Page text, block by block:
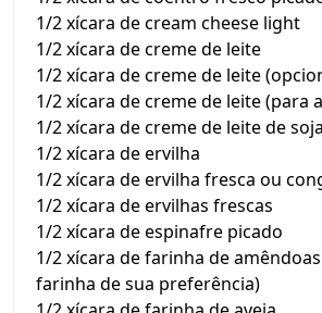
1/2 xícara de cream cheese light
1/2 xícara de creme de leite
1/2 xícara de creme de leite
1/2 xícara de creme de leite (para
1/2 xícara de creme de leite de soja
1/2 xícara de ervilha
1/2 xícara de ervilha fresca ou
1/2 xícara de ervilhas frescas
1/2 xícara de espinafre picado
1/2 xícara de farinha de
farinha de sua preferência)